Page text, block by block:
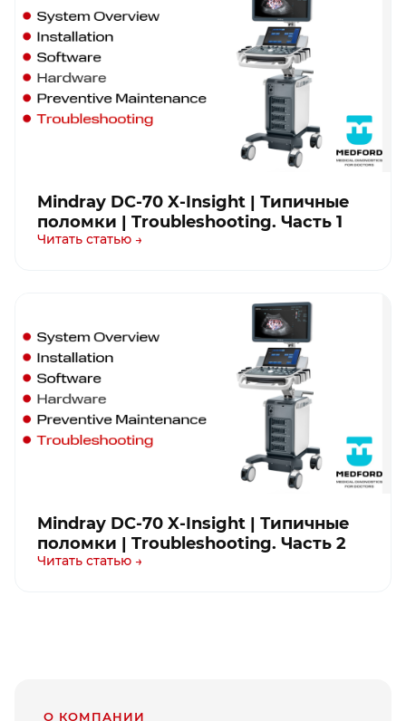
Mindray DC-70 X-Insight | Типичные
поломки | Troubleshooting. Часть 1
Читать статью →
Mindray DC-70 X-Insight | Типичные
поломки | Troubleshooting. Часть 2
Читать статью →
О КОМПАНИИ